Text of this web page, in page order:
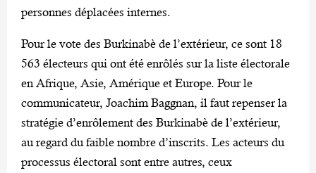
personnes déplacées internes.
Pour le vote des Burkinabè de l’extérieur, ce sont 18
563 électeurs qui ont été enrôlés sur la liste électorale
en Afrique, Asie, Amérique et Europe. Pour le
communicateur, Joachim Baggnan, il faut repenser la
stratégie d’enrôlement des Burkinabè de l’extérieur,
au regard du faible nombre d’inscrits. Les acteurs du
processus électoral sont entre autres, ceux